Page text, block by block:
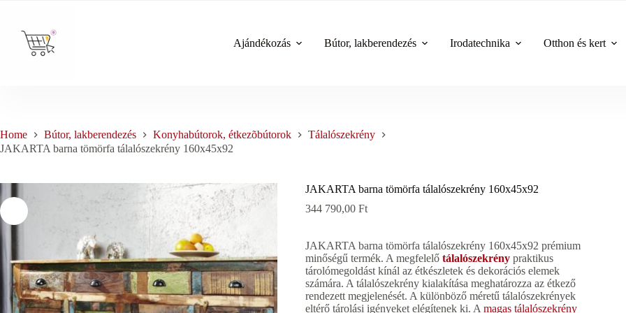
content
Ajándékozás
Bútor, lakberendezés Irodatechnika Otthon és kert
Home Bútor, lakberendezés Konyhabútorok, étkezõbútorok
Tálalószekrény
JAKARTA barna tömörfa tálalószekrény 160x45x92
JAKARTA barna tömörfa tálalószekrény 160x45x92
344 790,00Ft
JAKARTA barna tömörfa tálalószekrény 160x45x92 prémium
minőségű termék. A megfelelőtálalószekrény praktikus
tárolómegoldást kínál az étkészletek és dekorációs elemek
számára. A tálalószekrény kialakítása meghatározza az étkező
rendezett megjelenését. A különböző méretű tálalószekrények
eltérő tárolási igényeket elégítenek ki. Amagas tálalószekrény